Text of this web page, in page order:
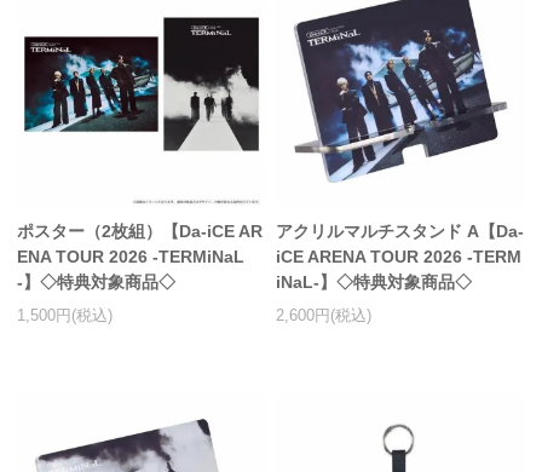
ポスター（2枚組）【Da-iCE AR
ENA TOUR 2026 -TERMiNaL
-】◇特典対象商品◇
1,500円(税込)
アクリルマルチスタンド A【Da-
iCE ARENA TOUR 2026 -TERM
iNaL-】◇特典対象商品◇
2,600円(税込)